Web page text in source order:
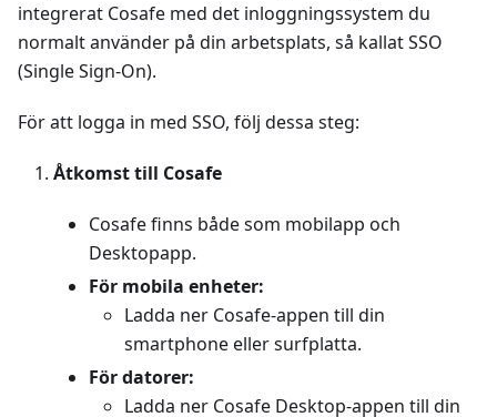
integrerat Cosafe med det inloggningssystem du
normalt använder på din arbetsplats, så kallat SSO
(Single Sign-On).
För att logga in med SSO, följ dessa steg:
Åtkomst till Cosafe
Cosafe finns både som mobilapp och
Desktopapp.
För mobila enheter:
Ladda ner Cosafe-appen till din
smartphone eller surfplatta.
För datorer:
Ladda ner Cosafe Desktop-appen till din